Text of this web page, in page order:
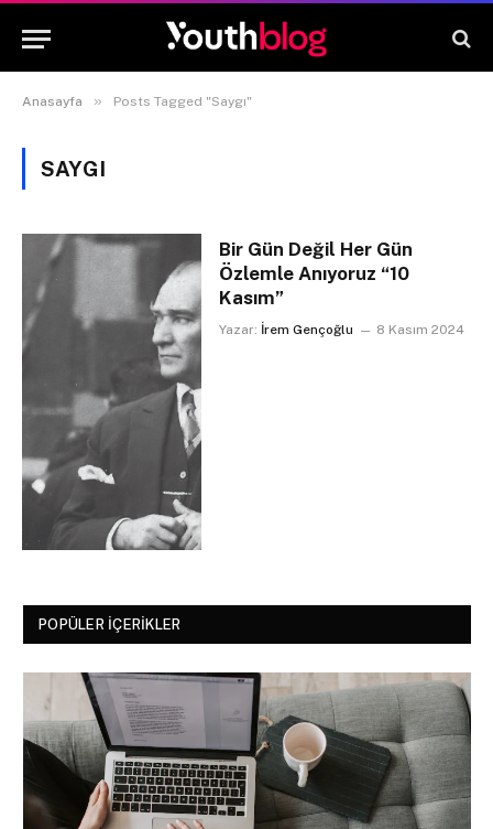
Anasayfa » Posts Tagged "Saygı"
SAYGI
Bir Gün Değil Her Gün
Özlemle Anıyoruz “10
Kasım”
Yazar: İrem Gençoğlu 8 Kasım 2024
POPÜLER İÇERIKLER